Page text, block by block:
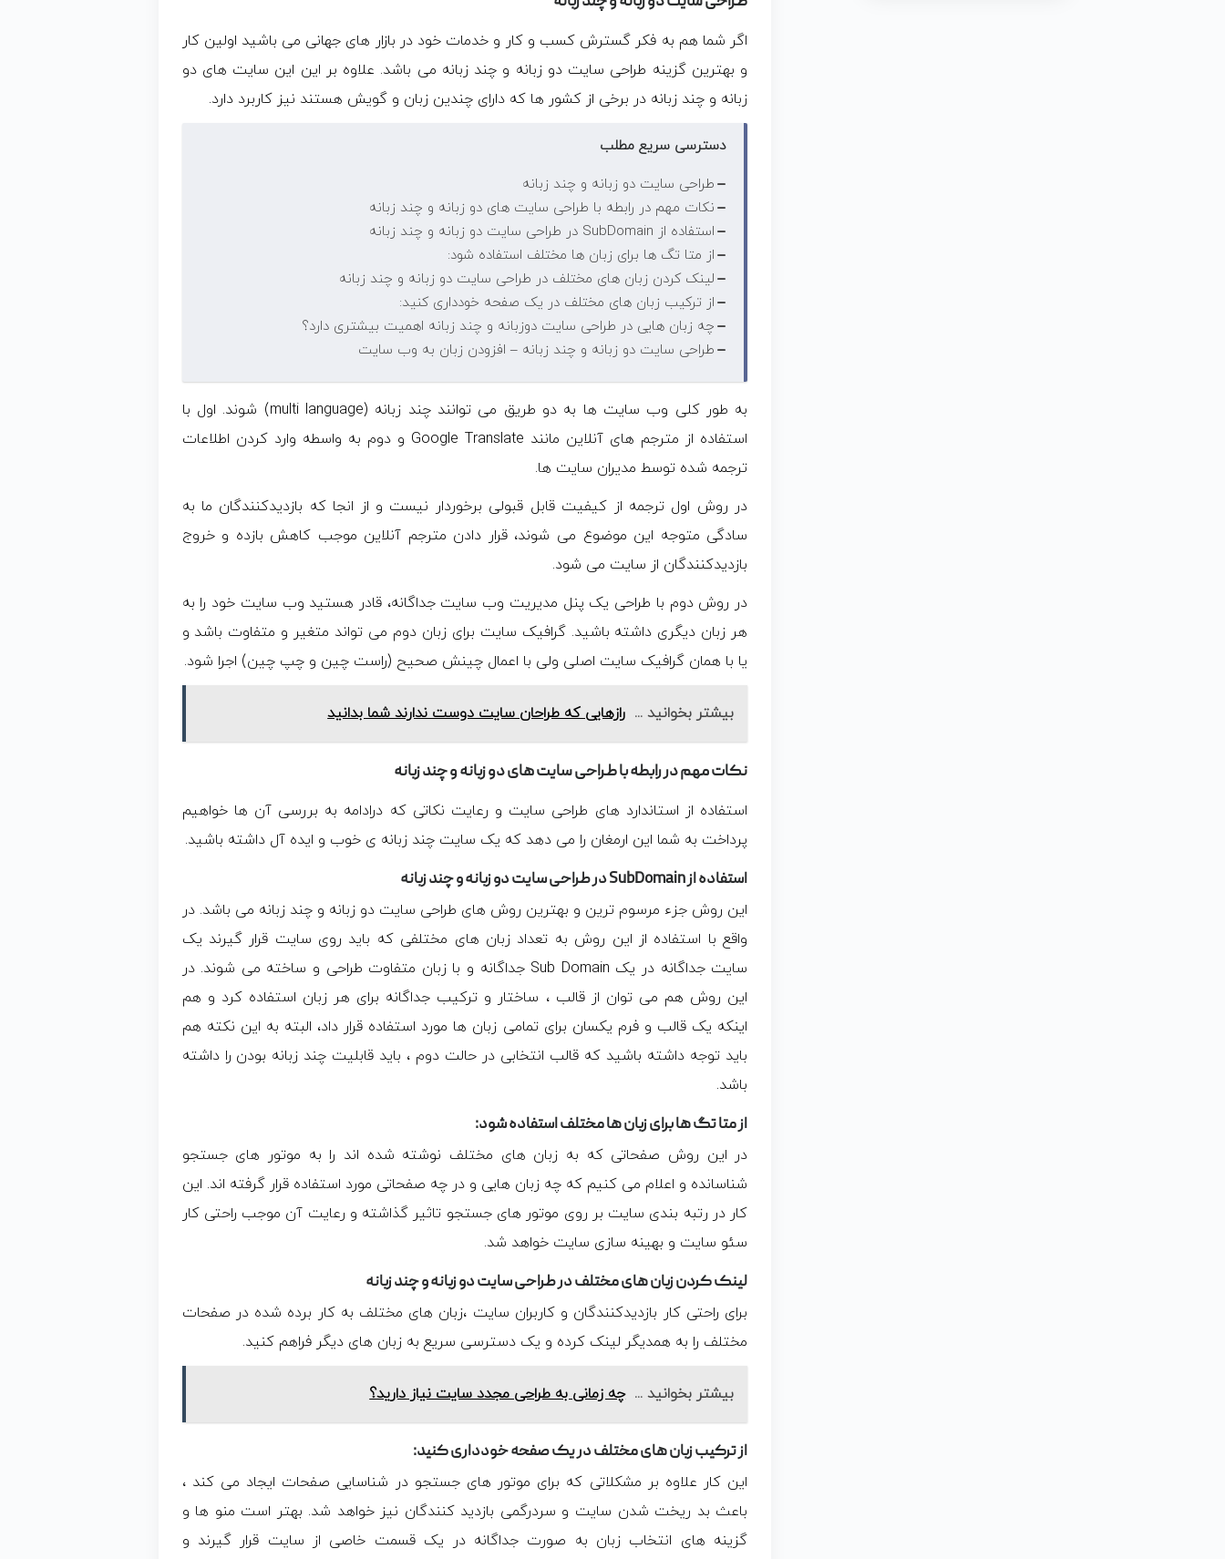
اگر شما هم به فکر گسترش کسب و کار و خدمات خود در بازار های جهانی می باشید اولین کار
و بهترین گزینه طراحی سایت دو زبانه و چند زبانه می باشد. علاوه بر این این سایت های دو
زبانه و چند زبانه در برخی از کشور ها که دارای چندین زبان و گویش هستند نیز کاربرد دارد.
دسترسی سریع مطلب
طراحی سایت دو زبانه و چند زبانه
نکات مهم در رابطه با طراحی سایت های دو زبانه و چند زبانه
استفاده از SubDomain در طراحی سایت دو زبانه و چند زبانه
از متا تگ ها برای زبان ها مختلف استفاده شود:
لینک کردن زبان های مختلف در طراحی سایت دو زبانه و چند زبانه
از ترکیب زبان های مختلف در یک صفحه خودداری کنید:
چه زبان هایی در طراحی سایت دوزبانه و چند زبانه اهمیت بیشتری دارد؟
طراحی سایت دو زبانه و چند زبانه – افزودن زبان به وب سایت
به طور کلی وب سایت ها به دو طریق می توانند چند زبانه (multi language) شوند. اول با
استفاده از مترجم های آنلاین مانند Google Translate و دوم به واسطه وارد کردن اطلاعات
ترجمه شده توسط مدیران سایت ها.
در روش اول ترجمه از کیفیت قابل قبولی برخوردار نیست و از انجا که بازدیدکنندگان ما به
سادگی متوجه این موضوع می شوند، قرار دادن مترجم آنلاین موجب کاهش بازده و خروج
بازدیدکنندگان از سایت می شود.
در روش دوم با طراحی یک پنل مدیریت وب سایت جداگانه، قادر هستید وب سایت خود را به
هر زبان دیگری داشته باشید. گرافیک سایت برای زبان دوم می تواند متغیر و متفاوت باشد و
یا با همان گرافیک سایت اصلی ولی با اعمال چینش صحیح (راست چین و چپ چین) اجرا شود.
بیشتر بخوانید ... رازهایی که طراحان سایت دوست ندارند شما بدانید
نکات مهم در رابطه با طراحی سایت های دو زبانه و چند زبانه
استفاده از استاندارد های طراحی سایت و رعایت نکاتی که درادامه به بررسی آن ها خواهیم
پرداخت به شما این ارمغان را می دهد که یک سایت چند زبانه ی خوب و ایده آل داشته باشید.
استفاده از SubDomain در طراحی سایت دو زبانه و چند زبانه
این روش جزء مرسوم ترین و بهترین روش های طراحی سایت دو زبانه و چند زبانه می باشد. در
واقع با استفاده از این روش به تعداد زبان های مختلفی که باید روی سایت قرار گیرند یک
سایت جداگانه در یک Sub Domain جداگانه و با زبان متفاوت طراحی و ساخته می شوند. در
این روش هم می توان از قالب ، ساختار و ترکیب جداگانه برای هر زبان استفاده کرد و هم
اینکه یک قالب و فرم یکسان برای تمامی زبان ها مورد استفاده قرار داد، البته به این نکته هم
باید توجه داشته باشید که قالب انتخابی در حالت دوم ، باید قابلیت چند زبانه بودن را داشته
باشد.
از متا تگ ها برای زبان ها مختلف استفاده شود:
در این روش صفحاتی که به زبان های مختلف نوشته شده اند را به موتور های جستجو
شناسانده و اعلام می کنیم که چه زبان هایی و در چه صفحاتی مورد استفاده قرار گرفته اند. این
کار در رتبه بندی سایت بر روی موتور های جستجو تاثیر گذاشته و رعایت آن موجب راحتی کار
سئو سایت و بهینه سازی سایت خواهد شد.
لینک کردن زبان های مختلف در طراحی سایت دو زبانه و چند زبانه
برای راحتی کار بازدیدکنندگان و کاربران سایت ،زبان های مختلف به کار برده شده در صفحات
مختلف را به همدیگر لینک کرده و یک دسترسی سریع به زبان های دیگر فراهم کنید.
بیشتر بخوانید ... چه زمانی به طراحی مجدد سایت نیاز دارید؟
از ترکیب زبان های مختلف در یک صفحه خودداری کنید:
این کار علاوه بر مشکلاتی که برای موتور های جستجو در شناسایی صفحات ایجاد می کند ،
باعث بد ریخت شدن سایت و سردرگمی بازدید کنندگان نیز خواهد شد. بهتر است منو ها و
گزینه های انتخاب زبان به صورت جداگانه در یک قسمت خاصی از سایت قرار گیرند و